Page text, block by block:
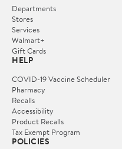
Departments
Stores
Services
Walmart+
Gift Cards
HELP
COVID-19 Vaccine Scheduler
Pharmacy
Recalls
Accessibility
Product Recalls
Tax Exempt Program
POLICIES